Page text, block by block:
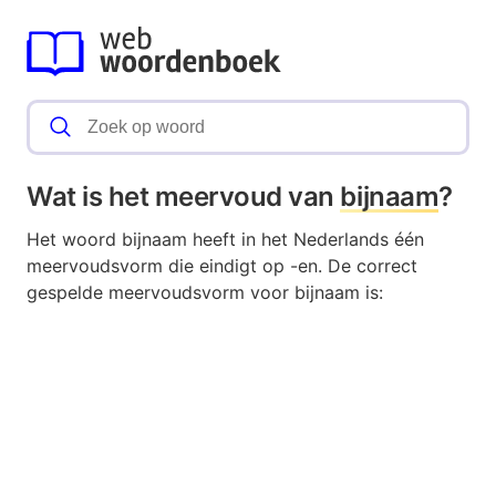
Wat is het meervoud van bijnaam?
Het woord bijnaam heeft in het Nederlands één
meervoudsvorm die eindigt op -en. De correct
gespelde meervoudsvorm voor bijnaam is: